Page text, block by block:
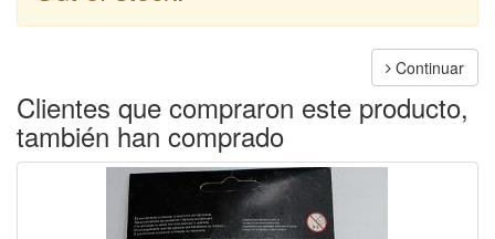
Continuar
Clientes que compraron este producto,
también han comprado